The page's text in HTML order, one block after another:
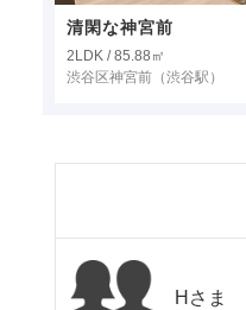
清閑な神宮前
2LDK / 85.88㎡
渋谷区神宮前 （渋谷駅）
Hさま